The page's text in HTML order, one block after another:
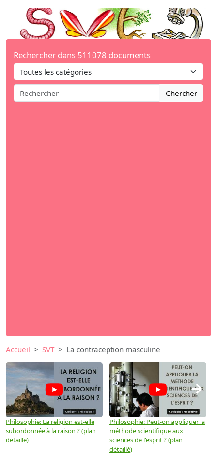
Rechercher dans 511078 documents
Chercher
Accueil SVT La contraception masculine
Philosophie: La religion est-elle
subordonnée à la raison ? (plan
détaillé)
Philosophie: Peut-on appliquer la
méthode scientifique aux
sciences de l'esprit ? (plan
détaillé)
→